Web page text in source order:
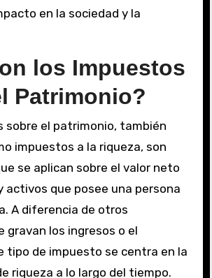
en la sociedad y la
los Impuestos
Patrimonio?
sobre el patrimonio, también
impuestos a la riqueza, son
se aplican sobre el valor neto
activos que posee una persona
A diferencia de otros
gravan los ingresos o el
tipo de impuesto se centra en la
riqueza a lo largo del tiempo.